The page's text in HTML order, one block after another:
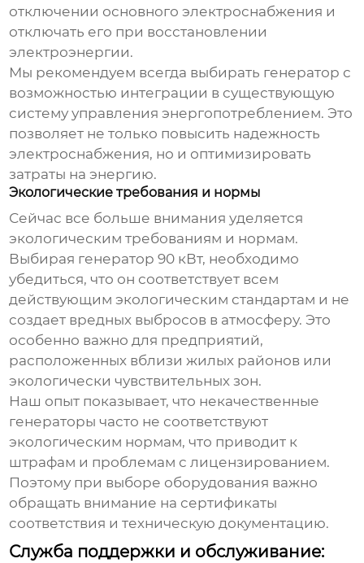
отключении основного электроснабжения и
отключать его при восстановлении
электроэнергии.
Мы рекомендуем всегда выбирать генератор с
возможностью интеграции в существующую
систему управления энергопотреблением. Это
позволяет не только повысить надежность
электроснабжения, но и оптимизировать
затраты на энергию.
Экологические требования и нормы
Сейчас все больше внимания уделяется
экологическим требованиям и нормам.
Выбирая генератор 90 кВт, необходимо
убедиться, что он соответствует всем
действующим экологическим стандартам и не
создает вредных выбросов в атмосферу. Это
особенно важно для предприятий,
расположенных вблизи жилых районов или
экологически чувствительных зон.
Наш опыт показывает, что некачественные
генераторы часто не соответствуют
экологическим нормам, что приводит к
штрафам и проблемам с лицензированием.
Поэтому при выборе оборудования важно
обращать внимание на сертификаты
соответствия и техническую документацию.
Служба поддержки и обслуживание: